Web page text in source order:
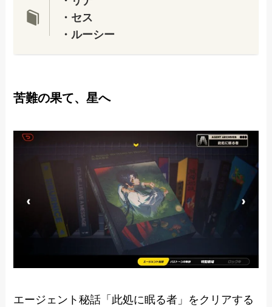
・セス
・ルーシー
苦難の果て、星へ
エージェント秘話「此処に眠る者」をクリアする